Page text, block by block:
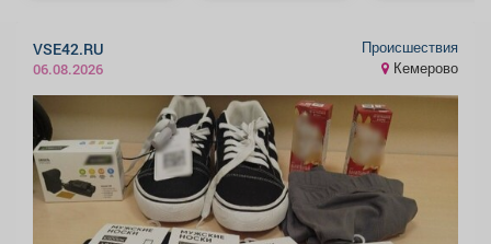
VSE42.RU
06.08.2026
Происшествия
Кемерово